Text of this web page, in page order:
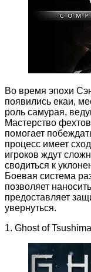
Во время эпохи
появились екаи,
роль самурая,
Мастерство
помогает
процесс имеет
игроков ждут
сводиться к
Боевая система
позволяет
предоставляет
увернуться.
1. Ghost of